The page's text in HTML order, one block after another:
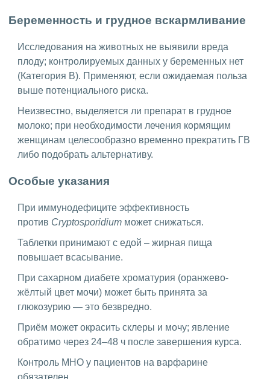
Беременность и грудное вскармливание
Исследования на животных не выявили вреда
плоду; контролируемых данных у беременных нет
(Категория B). Применяют, если ожидаемая польза
выше потенциального риска.
Неизвестно, выделяется ли препарат в грудное
молоко; при необходимости лечения кормящим
женщинам целесообразно временно прекратить ГВ
либо подобрать альтернативу.
Особые указания
При иммунодефиците эффективность
против Cryptosporidium может снижаться.
Таблетки принимают с едой – жирная пища
повышает всасывание.
При сахарном диабете хроматурия (оранжево-
жёлтый цвет мочи) может быть принята за
глюкозурию — это безвредно.
Приём может окрасить склеры и мочу; явление
обратимо через 24–48 ч после завершения курса.
Контроль МНО у пациентов на варфарине
обязателен.